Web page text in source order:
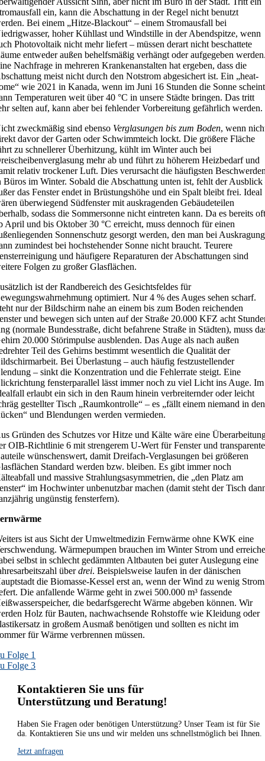
ein, kann die Abschattung in der Regel nicht benutzt
Bei einem „Hitze-Blackout“ – einem Stromausfall bei
hoher Kühllast und Windstille in der Abendspitze, wenn
Photovoltaik nicht mehr liefert – müssen derart nicht beschattete
entweder außen behelfsmäßig verhängt oder aufgegeben
Nachfrage in mehreren Krankenanstalten hat ergeben, dass die
meist nicht durch den Notstrom abgesichert ist. Ein „heat-
wie 2021 in Kanada, wenn im Juni 16 Stunden die Sonne
Temperaturen weit über 40 °C in unsere Städte bringen. Das tritt
selten auf, kann aber bei fehlender Vorbereitung gefährlich werden.
zweckmäßig sind ebenso Verglasungen bis zum Boden, wenn
davor der Garten oder Schwimmteich lockt. Die größere Fläche
zu schnellerer Überhitzung, kühlt im Winter auch bei
mehr ab und führt zu höherem Heizbedarf und
relativ trockener Luft. Dies verursacht die häufigsten
Büros im Winter. Sobald die Abschattung unten ist, fehlt der Ausblick
das Fenster endet in Brüstungshöhe und ein Spalt bleibt frei. Ideal
überwiegend Südfenster mit auskragenden Gebäudeteilen
sodass die Sommersonne nicht eintreten kann. Da es bereits
April und bis Oktober 30 °C erreicht, muss dennoch für einen
Sonnenschutz gesorgt werden, den man bei Auskragung
zumindest bei hochstehender Sonne nicht braucht. Teurere
und häufigere Reparaturen der Abschattungen sind
Folgen zu großer Glasflächen.
ist der Randbereich des Gesichtsfeldes für
optimiert. Nur 4 % des Auges sehen scharf.
nur der Bildschirm nahe an einem bis zum Boden reichenden
und bewegen sich unten auf der Straße 20.000 KFZ acht
(normale Bundesstraße, dicht befahrene Straße in Städten), muss
20.000 Störimpulse ausblenden. Das Auge als nach außen
Teil des Gehirns bestimmt wesentlich die Qualität der
Bei Überlastung – auch häufig festzustellender
– sinkt die Konzentration und die Fehlerrate steigt. Eine
fensterparallel lässt immer noch zu viel Licht ins Auge. Im
erlaubt ein sich in den Raum hinein verbreiternder oder leicht
gestellter Tisch „Raumkontrolle“ – es „fällt einem niemand in den
und Blendungen werden vermieden.
Gründen des Schutzes vor Hitze und Kälte wäre eine
OIB-Richtlinie 6 mit strengerem U-Wert für Fenster und transparente
wünschenswert, damit Dreifach-Verglasungen bei größeren
Standard werden bzw. bleiben. Es gibt immer noch
und massive Strahlungsasymmetrien, die „den Platz am
im Hochwinter unbenutzbar machen (damit steht der Tisch
ungünstig fensterfern).
ist aus Sicht der Umweltmedizin Fernwärme ohne KWK eine
Wärmepumpen brauchen im Winter Strom und
selbst in schlecht gedämmten Altbauten bei guter Auslegung eine
überdrei. Beispielsweise laufen in der dänischen
die Biomasse-Kessel erst an, wenn der Wind zu wenig Strom
Die anfallende Wärme geht in zwei 500.000 m³ fassende
die bedarfsgerecht Wärme abgeben können. Wir
Holz für Bauten, nachwachsende Rohstoffe wie Kleidung oder
in großem Ausmaß benötigen und sollten es nicht im
für Wärme verbrennen müssen.
Folge 1
Folge 3
Kontaktieren Sie uns für
Unterstützung und Beratung!
Haben Sie Fragen oder benötigen Unterstützung? Unser Team ist für Sie
da. Kontaktieren Sie uns und wir melden uns schnellstmöglich bei Ihnen.
Jetzt anfragen